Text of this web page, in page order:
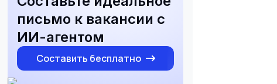
письмо к вакансии с
ИИ-агентом
Составить бесплатно